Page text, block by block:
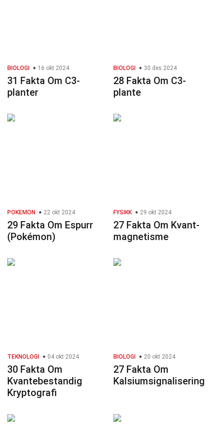
BIOLOGI 16 okt 2024
31 Fakta Om C3-
planter
BIOLOGI 30 des 2024
28 Fakta Om C3-
plante
POKEMON 22 okt 2024
29 Fakta Om Espurr
(Pokémon)
FYSIKK 29 okt 2024
27 Fakta Om Kvant-
magnetisme
TEKNOLOGI 04 okt 2024
30 Fakta Om
Kvantebestandig
Kryptografi
BIOLOGI 20 okt 2024
27 Fakta Om
Kalsiumsignalisering